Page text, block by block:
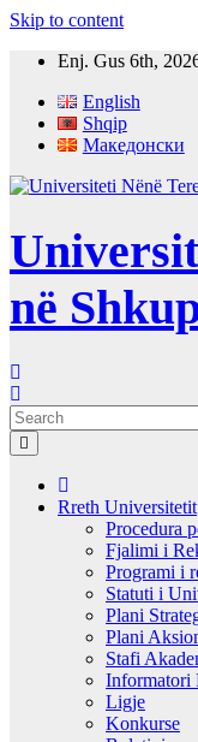
Skip to content
Enj. Gus 6th,
English
Shqip
Македонски
në
Rreth Universitetit
Procedura
Fjalimi i
Programi i
Statuti i
Plani
Plani
Stafi
Informatori
Ligje
Konkurse